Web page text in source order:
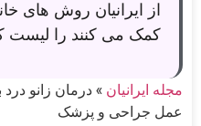
از ایرانیان روش های
کمک می کنند را لیست
مجله ایرانیان »درمان زانو درد
عمل جراحی و پزشک